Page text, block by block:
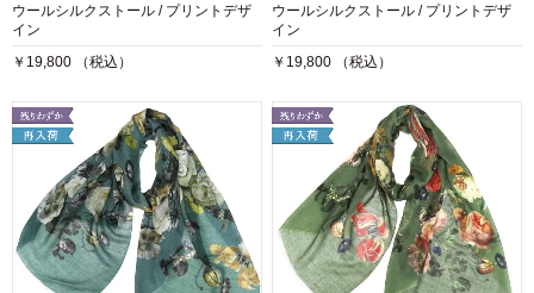
ウールシルクストール / プリントデザ
イン
￥19,800 （税込）
ウールシルクストール / プリントデザ
イン
￥19,800 （税込）